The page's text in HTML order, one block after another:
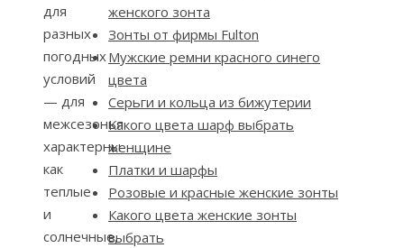
для
разных
погодных
условий
— для
межсезонья
характерны
как
теплые
и
солнечные,
женского зонта
Зонты от фирмы Fulton
Мужские ремни красного синего
цвета
Серьги и кольца из бижутерии
Какого цвета шарф выбрать
женщине
Платки и шарфы
Розовые и красные женские зонты
Какого цвета женские зонты
выбрать